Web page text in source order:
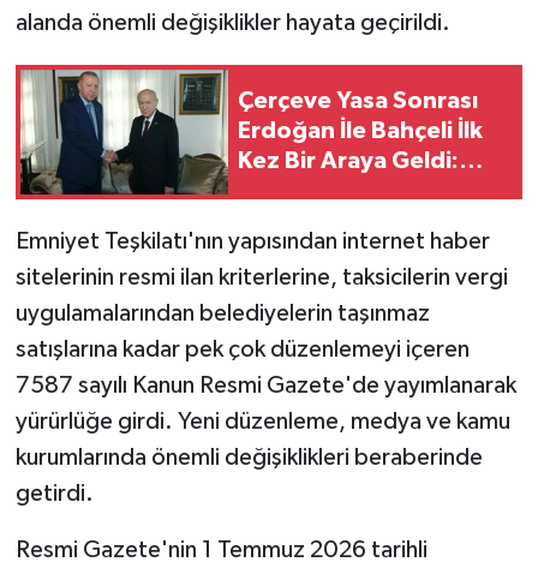
alanda önemli değişiklikler hayata geçirildi.
Çerçeve Yasa Sonrası
Erdoğan İle Bahçeli İlk
Kez Bir Araya Geldi:
Emniyet Teşkilatı'nın yapısından internet haber
sitelerinin resmi ilan kriterlerine, taksicilerin vergi
uygulamalarından belediyelerin taşınmaz
satışlarına kadar pek çok düzenlemeyi içeren
7587 sayılı Kanun Resmi Gazete'de yayımlanarak
yürürlüğe girdi. Yeni düzenleme, medya ve kamu
kurumlarında önemli değişiklikleri beraberinde
getirdi.
Resmi Gazete'nin 1 Temmuz 2026 tarihli